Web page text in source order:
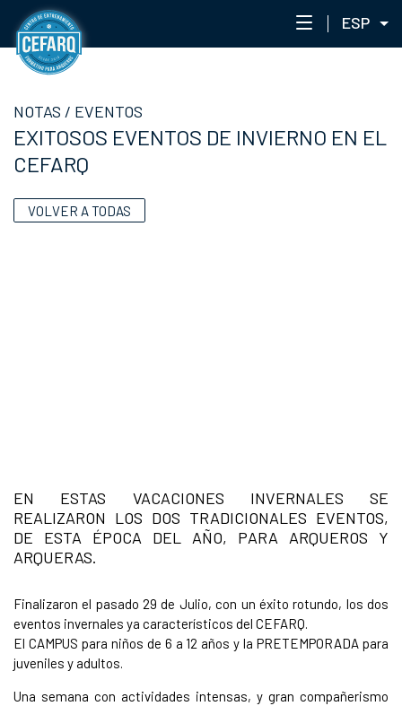
ESP
STAFF
NOTAS / EVENTOS
EXITOSOS EVENTOS DE INVIERNO EN EL
CEFARQ
VOLVER A TODAS
EN ESTAS VACACIONES INVERNALES SE
REALIZARON LOS DOS TRADICIONALES EVENTOS,
DE ESTA ÉPOCA DEL AÑO, PARA ARQUEROS Y
ARQUERAS.
Finalizaron el pasado 29 de Julio, con un éxito rotundo, los dos
eventos invernales ya característicos del CEFARQ.
El CAMPUS para niños de 6 a 12 años y la PRETEMPORADA para
juveniles y adultos.
Una semana con actividades intensas, y gran compañerismo